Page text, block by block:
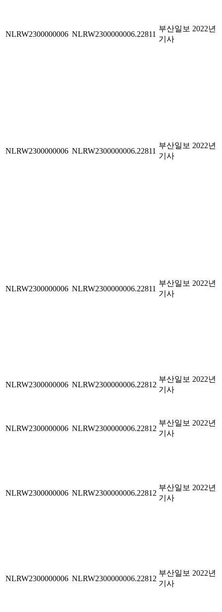
NLRW2300000006 NLRW2300000006.22811
부산일보 2022년
기사
NLRW2300000006 NLRW2300000006.22811
부산일보 2022년
기사
NLRW2300000006 NLRW2300000006.22811
부산일보 2022년
기사
NLRW2300000006 NLRW2300000006.22812
부산일보 2022년
기사
NLRW2300000006 NLRW2300000006.22812
부산일보 2022년
기사
NLRW2300000006 NLRW2300000006.22812
부산일보 2022년
기사
NLRW2300000006 NLRW2300000006.22812
부산일보 2022년
기사